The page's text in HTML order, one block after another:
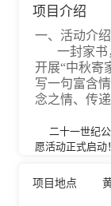
项目介绍
一、活动介绍
一封家书
开展“中秋寄
写一句富含
念之情、传
二十一世纪
愿活动正式启动
项目地点